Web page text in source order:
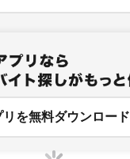
リを無料ダウンロード